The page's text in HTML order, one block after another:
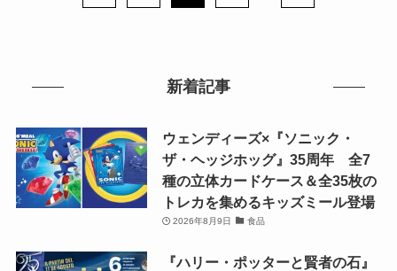
新着記事
ウェンディーズ×『ソニック・
ザ・ヘッジホッグ』35周年 全7
種の立体カードケース＆全35枚の
トレカを集めるキッズミール登場
2026年8月9日 食品
『ハリー・ポッターと賢者の石』